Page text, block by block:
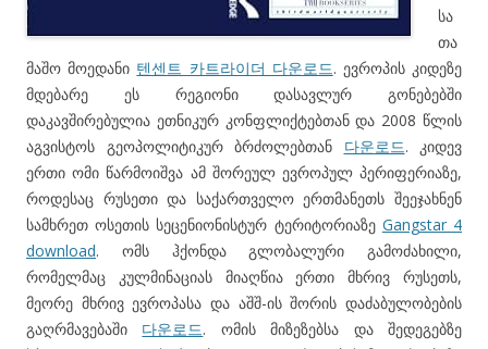
სა
თა
მაშო მოედანი 텐센트 카트라이더 다운로드. ევროპის კიდეზე
მდებარე ეს რეგიონი დასავლურ გონებებში
დაკავშირებულია ეთნიკურ კონფლიქტებთან და 2008 წლის
აგვისტოს გეოპოლიტიკურ ბრძოლებთან 다운로드. კიდევ
ერთი ომი წარმოიშვა ამ შორეულ ევროპულ პერიფერიაზე,
როდესაც რუსეთი და საქართველო ერთმანეთს შეეჯახნენ
სამხრეთ ოსეთის სეცენიონისტურ ტერიტორიაზე Gangstar 4
download. ომს ჰქონდა გლობალური გამოძახილი,
რომელმაც კულმინაციას მიაღწია ერთი მხრივ რუსეთს,
მეორე მხრივ ევროპასა და აშშ-ის შორის დაძაბულობების
გაღრმავებაში 다운로드. ომის მიზეზებსა და შედეგებზე